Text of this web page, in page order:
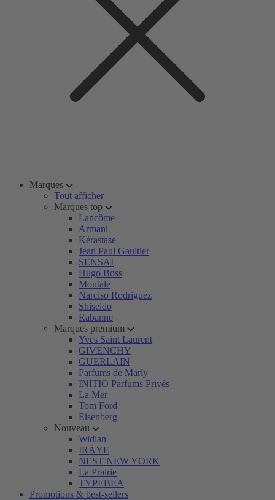
Marques
Tout afficher
Marques top
Lancôme
Armani
Kérastase
Jean Paul Gaultier
SENSAI
Hugo Boss
Montale
Narciso Rodriguez
Shiseido
Rabanne
Marques premium
Yves Saint Laurent
GIVENCHY
GUERLAIN
Parfums de Marly
INITIO Parfums Privés
La Mer
Tom Ford
Eisenberg
Nouveau
Widian
IRÄYE
NEST NEW YORK
La Prairie
TYPEBEA
Promotions & best-sellers